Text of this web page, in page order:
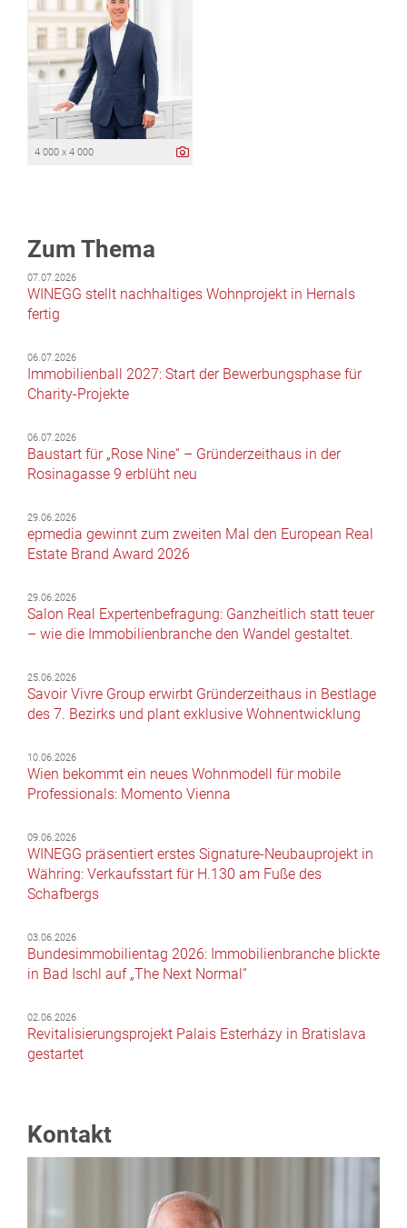
4 000 x 4 000
Zum Thema
07.07.2026
WINEGG stellt nachhaltiges Wohnprojekt in Hernals
fertig
06.07.2026
Immobilienball 2027: Start der Bewerbungsphase für
Charity-Projekte
06.07.2026
Baustart für „Rose Nine“ – Gründerzeithaus in der
Rosinagasse 9 erblüht neu
29.06.2026
epmedia gewinnt zum zweiten Mal den European Real
Estate Brand Award 2026
29.06.2026
Salon Real Expertenbefragung: Ganzheitlich statt teuer
– wie die Immobilienbranche den Wandel gestaltet.
25.06.2026
Savoir Vivre Group erwirbt Gründerzeithaus in Bestlage
des 7. Bezirks und plant exklusive Wohnentwicklung
10.06.2026
Wien bekommt ein neues Wohnmodell für mobile
Professionals: Momento Vienna
09.06.2026
WINEGG präsentiert erstes Signature-Neubauprojekt in
Währing: Verkaufsstart für H.130 am Fuße des
Schafbergs
03.06.2026
Bundesimmobilientag 2026: Immobilienbranche blickte
in Bad Ischl auf „The Next Normal“
02.06.2026
Revitalisierungsprojekt Palais Esterházy in Bratislava
gestartet
Kontakt